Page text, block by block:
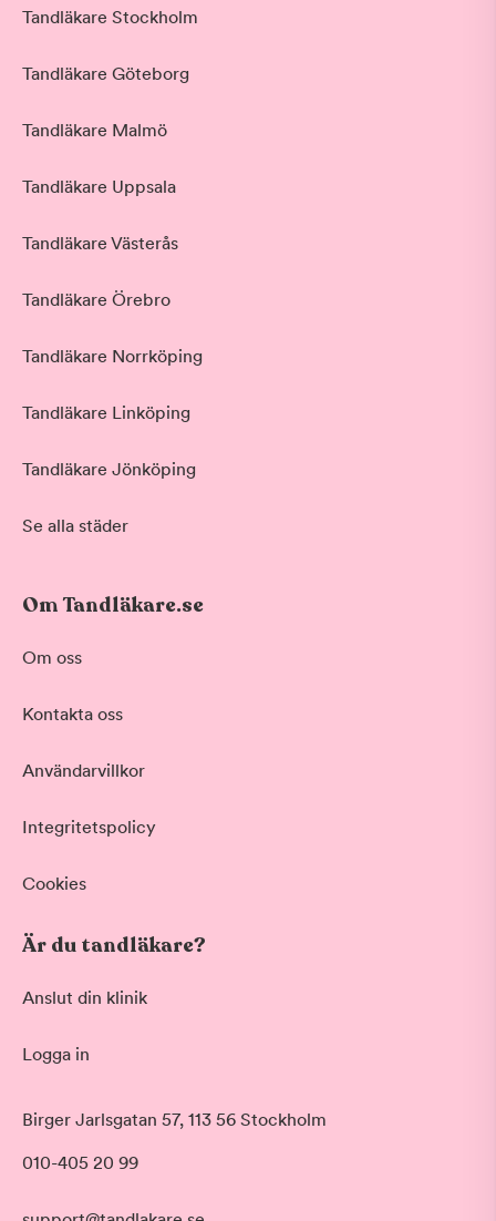
Akut tandvård
Basundersökning
Hygienistbehandling
Morgon
Tandläkare Stockholm
Tandläkare Göteborg
Tandläkare Malmö
Tandläkare Uppsala
Tandläkare Västerås
Tandläkare Örebro
Tandläkare Norrköping
Tandläkare Linköping
Tandläkare Jönköping
Se alla städer
Om Tandläkare.se
Om oss
Kontakta oss
Användarvillkor
Integritetspolicy
Cookies
Är du tandläkare?
Anslut din klinik
Logga in
Birger Jarlsgatan 57, 113 56 Stockholm
010-405 20 99